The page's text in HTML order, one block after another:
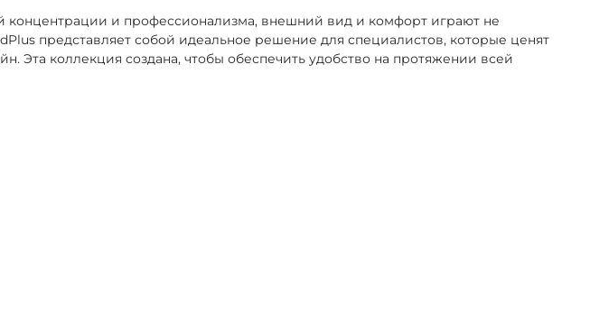
и профессионализма, внешний вид и комфорт играют не
представляет собой идеальное решение для специалистов, которые ценят
Эта коллекция создана, чтобы обеспечить удобство на протяжении всей